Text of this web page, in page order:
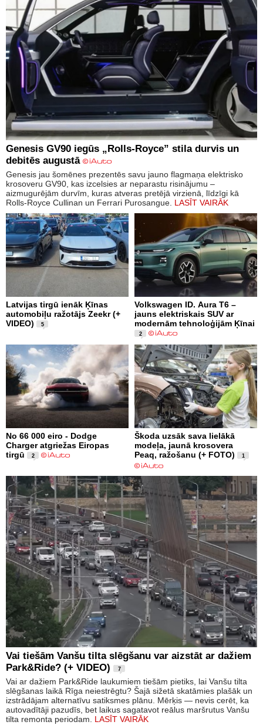
Genesis GV90 iegūs „Rolls-Royce” stila durvis un
debitēs augustā
Genesis jau šomēnes prezentēs savu jauno flagmaņa elektrisko
krosoveru GV90, kas izcelsies ar neparastu risinājumu –
aizmugurējām durvīm, kuras atveras pretējā virzienā, līdzīgi kā
Rolls-Royce Cullinan un Ferrari Purosangue. LASĪT VAIRĀK
Latvijas tirgū ienāk Ķīnas
automobiļu ražotājs Zeekr (+
VIDEO)
5
Volkswagen ID. Aura T6 –
jauns elektriskais SUV ar
modernām tehnoloģijām Ķīnai
2
No 66 000 eiro - Dodge
Charger atgriežas Eiropas
tirgū
2
Škoda uzsāk sava lielākā
modeļa, jaunā krosovera
Peaq, ražošanu (+ FOTO)
1
Vai tiešām Vanšu tilta slēgšanu var aizstāt ar dažiem
Park&Ride? (+ VIDEO)
7
Vai ar dažiem Park&Ride laukumiem tiešām pietiks, lai Vanšu tilta
slēgšanas laikā Rīga neiestrēgtu? Šajā sižetā skatāmies plašāk un
izstrādājam alternatīvu satiksmes plānu. Mērķis — nevis cerēt, ka
autovadītāji pazudīs, bet laikus sagatavot reālus maršrutus Vanšu
tilta remonta periodam. LASĪT VAIRĀK